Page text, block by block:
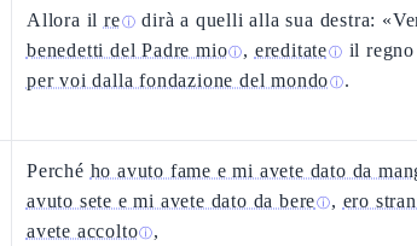
Allora il reⓘ dirà a quelli alla sua destra:
benedetti del Padre mioⓘ, ereditateⓘ il regno
per voi dalla fondazione del mondoⓘ.
Perché ho avuto fame e mi avete dato da
avuto sete e mi avete dato da bereⓘ, ero
avete accoltoⓘ,